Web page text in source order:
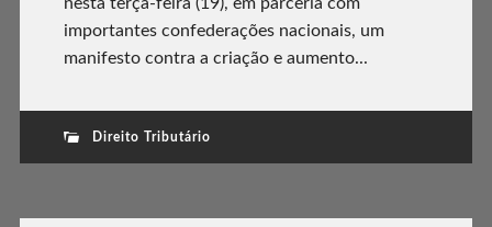
importantes confederações nacionais, um
manifesto contra a criação e aumento...
Direito Tributário